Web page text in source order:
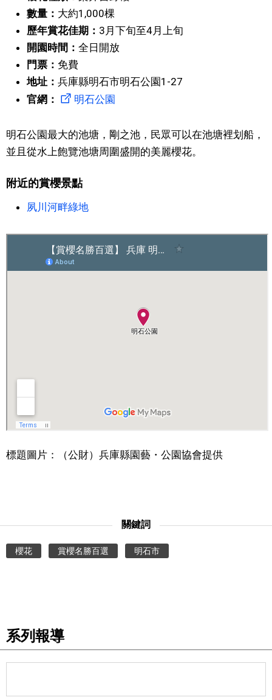
科學技術
生活
運動
娛樂
工作勞動
家庭
醫療健康
數量： 大約1,000棵
歷年賞花佳期： 3月下旬至4月上旬
開園時間： 全日開放
門票： 免費
地址： 兵庫縣明石市明石公園1-27
官網：
明石公園
明石公園最大的池塘，剛之池，民眾可以在池塘裡划船，
並且從水上飽覽池塘周圍盛開的美麗櫻花。
附近的賞櫻景點
夙川河畔綠地
標題圖片：（公財）兵庫縣園藝・公園協會提供
關鍵詞
櫻花 賞櫻名勝百選 明石市
系列報導